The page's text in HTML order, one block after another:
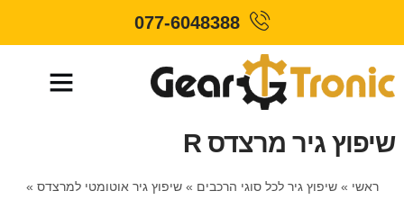
077-6048388
שיפוץ גיר מרצדס R
ראשי »שיפוץ גיר לכל סוגי הרכבים »שיפוץ גיר אוטומטי למרצדס »